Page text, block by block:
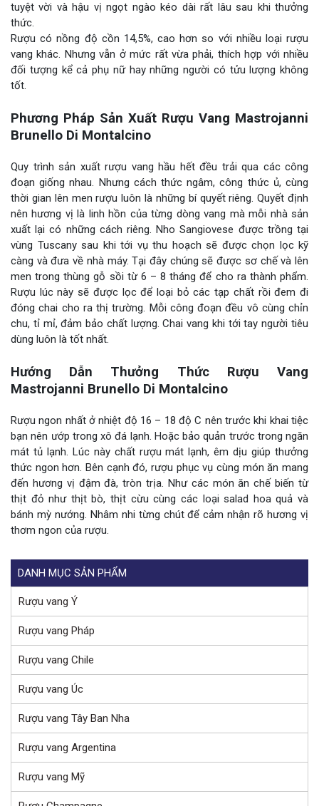
tuyệt vời và hậu vị ngọt ngào kéo dài rất lâu sau khi thưởng
thức.
Rượu có nồng độ cồn 14,5%, cao hơn so với nhiều loại rượu
vang khác. Nhưng vẫn ở mức rất vừa phải, thích hợp với nhiều
đối tượng kể cả phụ nữ hay những người có tửu lượng không
tốt.
Phương Pháp Sản Xuất Rượu Vang Mastrojanni
Brunello Di Montalcino
Quy trình sản xuất rượu vang hầu hết đều trải qua các công
đoạn giống nhau. Nhưng cách thức ngâm, công thức ủ, cùng
thời gian lên men rượu luôn là những bí quyết riêng. Quyết định
nên hương vị là linh hồn của từng dòng vang mà mỗi nhà sản
xuất lại có những cách riêng. Nho Sangiovese được trồng tại
vùng Tuscany sau khi tới vụ thu hoạch sẽ được chọn lọc kỹ
càng và đưa về nhà máy. Tại đây chúng sẽ được sơ chế và lên
men trong thùng gỗ sồi từ 6 – 8 tháng để cho ra thành phẩm.
Rượu lúc này sẽ được lọc để loại bỏ các tạp chất rồi đem đi
đóng chai cho ra thị trường. Mỗi công đoạn đều vô cùng chỉn
chu, tỉ mỉ, đảm bảo chất lượng. Chai vang khi tới tay người tiêu
dùng luôn là tốt nhất.
Hướng Dẫn Thưởng Thức Rượu Vang
Mastrojanni Brunello Di Montalcino
Rượu ngon nhất ở nhiệt độ 16 – 18 độ C nên trước khi khai tiệc
bạn nên ướp trong xô đá lạnh. Hoặc bảo quản trước trong ngăn
mát tủ lạnh. Lúc này chất rượu mát lạnh, êm dịu giúp thưởng
thức ngon hơn. Bên cạnh đó, rượu phục vụ cùng món ăn mang
đến hương vị đậm đà, tròn trịa. Như các món ăn chế biến từ
thịt đỏ như thịt bò, thịt cừu cùng các loại salad hoa quả và
bánh mỳ nướng. Nhâm nhi từng chút để cảm nhận rõ hương vị
thơm ngon của rượu.
DANH MỤC SẢN PHẨM
Rượu vang Ý
Rượu vang Pháp
Rượu vang Chile
Rượu vang Úc
Rượu vang Tây Ban Nha
Rượu vang Argentina
Rượu vang Mỹ